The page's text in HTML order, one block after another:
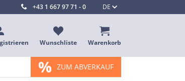
DE
+43 1 667 97 71 - 0
Wunschliste Warenkorb
% ZUM ABVERKAUF